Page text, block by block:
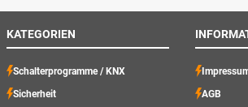
KATEGORIEN
Schalterprogramme / KNX
Sicherheit AGB